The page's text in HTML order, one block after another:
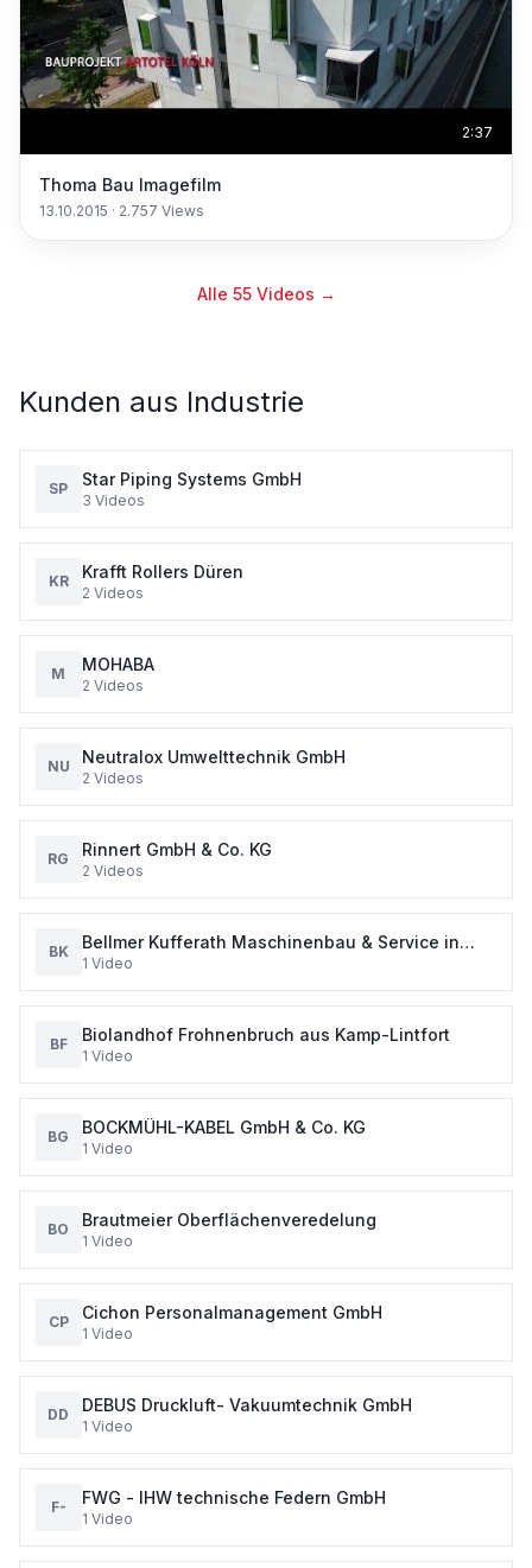
2:37
Thoma Bau Imagefilm
13.10.2015 · 2.757 Views
Alle 55Videos →
Kunden aus Industrie
SP Star Piping Systems GmbH
3 Videos
KR Krafft Rollers Düren
2 Videos
M MOHABA
2 Videos
NU Neutralox Umwelttechnik GmbH
2 Videos
RG Rinnert GmbH & Co. KG
2 Videos
BK
Bellmer Kufferath Maschinenbau & Service in
Düren
1 Video
BF Biolandhof Frohnenbruch aus Kamp-Lintfort
1 Video
BG BOCKMÜHL-KABEL GmbH & Co. KG
1 Video
BO Brautmeier Oberflächenveredelung
1 Video
CP Cichon Personalmanagement GmbH
1 Video
DD DEBUS Druckluft- Vakuumtechnik GmbH
1 Video
F- FWG - IHW technische Federn GmbH
1 Video